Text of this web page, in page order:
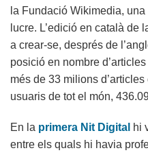
la Fundació Wikimedia,
lucre. L’edició en català
a crear-se, després de
posició en nombre
més de 33 milions
usuaris de tot el món,
En la primera Nit Digital hi
entre els quals hi havia